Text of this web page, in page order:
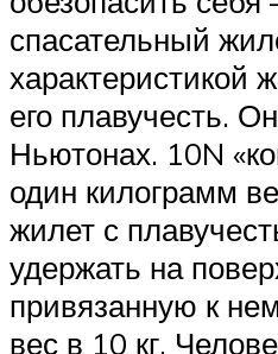
спасательный
характеристикой
его плавучесть.
Ньютонах. 10N
один килограмм
жилет с
удержать на
привязанную к
вес в 10 кг.